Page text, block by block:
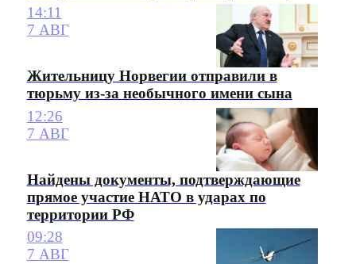
14:11
7 АВГ
Жительницу Норвегии отправили в
тюрьму из-за необычного имени сына
12:26
7 АВГ
Найдены документы, подтверждающие
прямое участие НАТО в ударах по
территории РФ
09:28
7 АВГ